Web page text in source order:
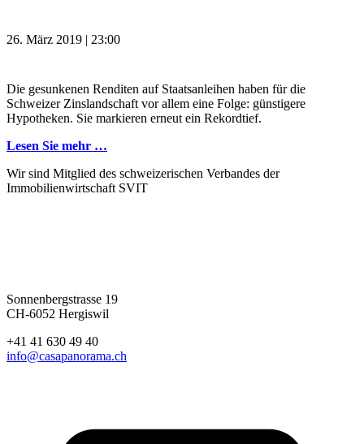
26. März 2019 | 23:00
Die gesunkenen Renditen auf Staatsanleihen haben für die
Schweizer Zinslandschaft vor allem eine Folge: günstigere
Hypotheken. Sie markieren erneut ein Rekordtief.
Lesen Sie mehr …
Wir sind Mitglied des schweizerischen Verbandes der
Immobilienwirtschaft SVIT
Sonnenbergstrasse 19
CH-6052 Hergiswil
+41 41 630 49 40
info@casapanorama.ch